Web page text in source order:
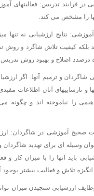
در فرایند تدریس: فعالیتهای
را مشخص می کند.
نتایج ارزشیابی نه
کیفیت تلاش شاگرد و روش
درصدد اصلاح و بهبود روش تدریس
شاگردان و ترمیم آنها: اگر
نارساییهای آنان اطلاعات
را نیاموخته اند و چگونه
صحیح آموزشی در شاگردان:
وسیله ای برای تهدید شاگردان
باید آنها را با میزان کار و
تلاش و فعالیت بیشتر بوجود
ارزشیابی سنجیدن میزان